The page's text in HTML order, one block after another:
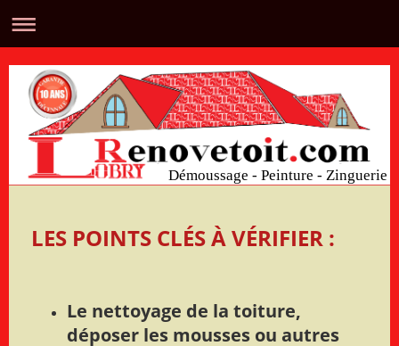
Démoussage - Peinture - Zinguerie
LES POINTS CLÉS À VÉRIFIER :
Le nettoyage de la toiture,
déposer les mousses ou autres